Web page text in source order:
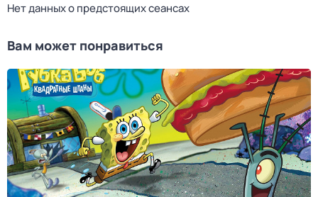
Нет данных о предстоящих сеансах
Вам может понравиться